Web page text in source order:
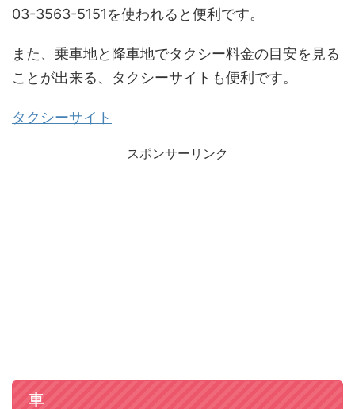
03-3563-5151を使われると便利です。
また、乗車地と降車地でタクシー料金の目安を見る
ことが出来る、タクシーサイトも便利です。
タクシーサイト
スポンサーリンク
車